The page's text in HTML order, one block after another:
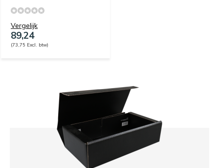
Vergelijk
89,24
(73,75 Excl. btw)